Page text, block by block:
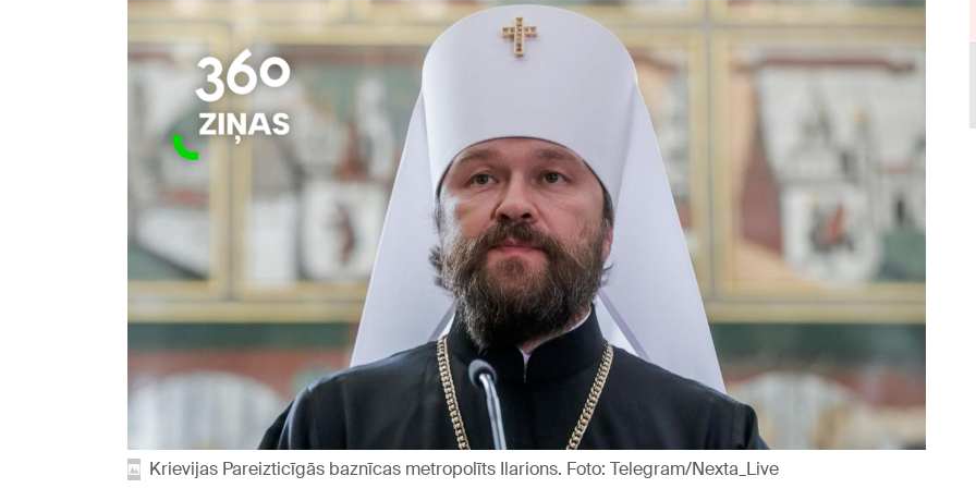
Krievijas Pareizticīgās baznīcas metropolīts Ilarions. Foto: Telegram/Nexta_Live